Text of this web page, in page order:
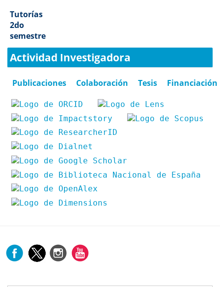
Tutorías
2do
semestre
Actividad Investigadora
Publicaciones Colaboración Tesis Financiación